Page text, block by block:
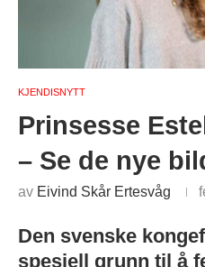
KJENDISNYTT
Prinsesse
– Se de nye
av Eivind Skår Ertesvåg
Den svenske
spesiell grunn til å